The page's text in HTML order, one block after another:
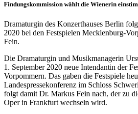
Findungskommission wählt die Wienerin
Dramaturgin des Konzerthauses Berlin
2020 bei den Festspielen Mecklenburg-
Fein.
Die Dramaturgin und Musikmanagerin
1. September 2020 neue Intendantin der
Vorpommern. Das gaben die Festspiele
Landespressekonferenz im Schloss
folgt damit Dr. Markus Fein nach, der zu
Oper in Frankfurt wechseln wird.